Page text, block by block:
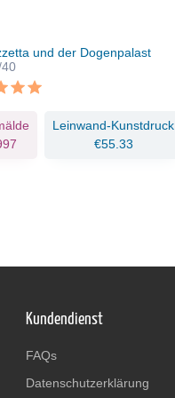
und der Dogenpalast
Leinwand-Kunstdruck
€55.33
Kundendienst
FAQs
Datenschutzerklärung